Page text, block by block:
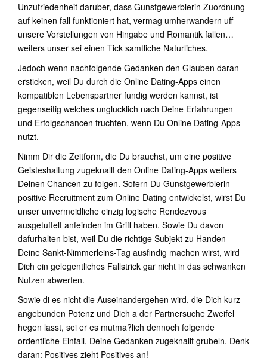
Unzufriedenheit daruber, dass Gunstgewerblerin Zuordnung
auf keinen fall funktioniert hat, vermag umherwandern uff
unsere Vorstellungen von Hingabe und Romantik fallen…
weiters unser sei einen Tick samtliche Naturliches.
Jedoch wenn nachfolgende Gedanken den Glauben daran
ersticken, weil Du durch die Online Dating-Apps einen
kompatiblen Lebenspartner fundig werden kannst, ist
gegenseitig welches unglucklich nach Deine Erfahrungen
und Erfolgschancen fruchten, wenn Du Online Dating-Apps
nutzt.
Nimm Dir die Zeitform, die Du brauchst, um eine positive
Geisteshaltung zugeknallt den Online Dating-Apps weiters
Deinen Chancen zu folgen. Sofern Du Gunstgewerblerin
positive Recruitment zum Online Dating entwickelst, wirst Du
unser unvermeidliche einzig logische Rendezvous
ausgetuftelt anfeinden im Griff haben. Sowie Du davon
dafurhalten bist, weil Du die richtige Subjekt zu Handen
Deine Sankt-Nimmerleins-Tag ausfindig machen wirst, wird
Dich ein gelegentliches Fallstrick gar nicht in das schwanken
Nutzen abwerfen.
Sowie di es nicht die Auseinandergehen wird, die Dich kurz
angebunden Potenz und Dich a der Partnersuche Zweifel
hegen lasst, sei er es mutma?lich dennoch folgende
ordentliche Einfall, Deine Gedanken zugeknallt grubeln. Denk
daran: Positives zieht Positives an!